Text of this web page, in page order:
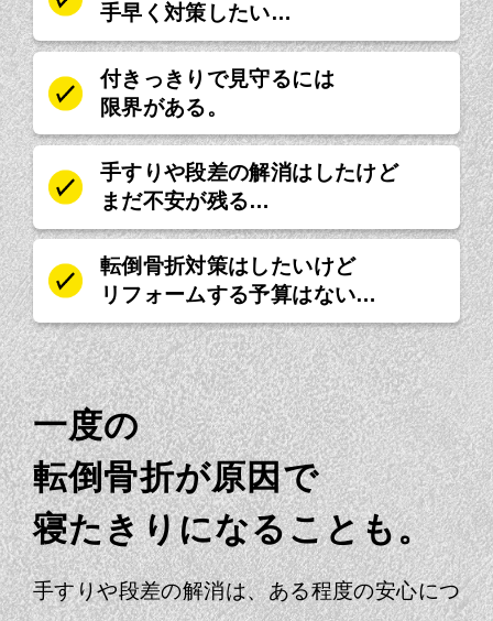
手早く対策したい…
付きっきりで見守るには
限界がある。
手すりや段差の解消はしたけど
まだ不安が残る…
転倒骨折対策はしたいけど
リフォームする予算はない…
一度の
転倒骨折が原因で
寝たきりになることも。
手すりや段差の解消は、ある程度の安心につ